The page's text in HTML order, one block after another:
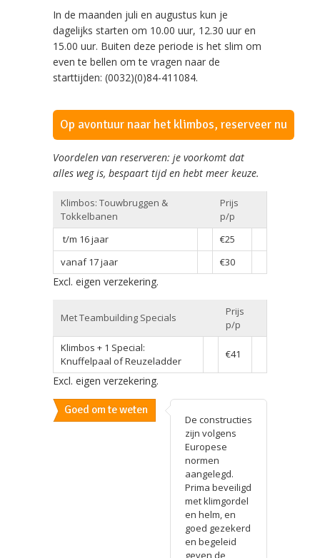
In de maanden juli en augustus kun je
dagelijks starten om 10.00 uur, 12.30 uur en
15.00 uur. Buiten deze periode is het slim om
even te bellen om te vragen naar de
starttijden: (0032)(0)84-411084.
Op avontuur naar het klimbos, reserveer nu
Voordelen van reserveren: je voorkomt dat
alles weg is, bespaart tijd en hebt meer keuze.
Klimbos: Touwbruggen &
Tokkelbanen
Prijs
p/p
t/m 16 jaar
€25
vanaf 17 jaar
€30
Excl. eigen verzekering.
Met Teambuilding Specials
Prijs
p/p
Klimbos + 1 Special:
Knuffelpaal of Reuzeladder
€41
Excl. eigen verzekering.
Goed om te weten
De constructies
zijn volgens
Europese
normen
aangelegd.
Prima beveiligd
met klimgordel
en helm, en
goed gezekerd
en begeleid
geven de